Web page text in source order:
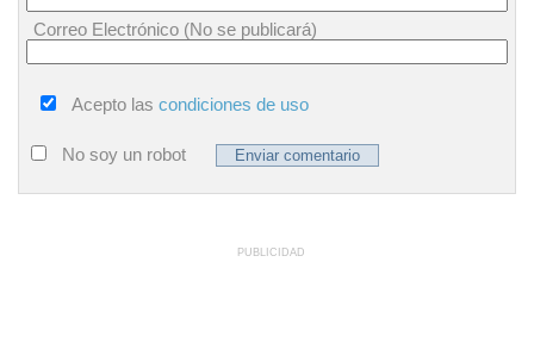
Correo Electrónico (No se publicará)
Acepto las condiciones de uso
No soy un robot
PUBLICIDAD